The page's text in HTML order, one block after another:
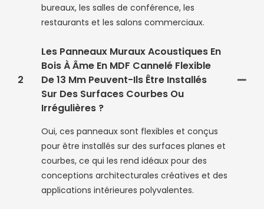
bureaux, les salles de conférence, les
restaurants et les salons commerciaux.
2
Les Panneaux Muraux Acoustiques En
Bois À Âme En MDF Cannelé Flexible
De 13 Mm Peuvent-Ils Être Installés
Sur Des Surfaces Courbes Ou
Irrégulières ?
Oui, ces panneaux sont flexibles et conçus
pour être installés sur des surfaces planes et
courbes, ce qui les rend idéaux pour des
conceptions architecturales créatives et des
applications intérieures polyvalentes.